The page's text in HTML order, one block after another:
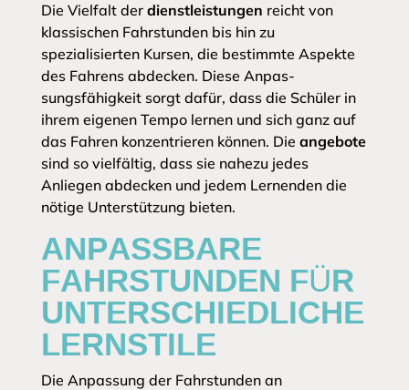
Die Vielfalt der dienstleistungen reicht von
klassischen Fahrstunden bis hin zu
spezialisierten Kursen, die bestimmte Aspekte
des Fahrens abdecken. Diese Anpas-
sungsfähigkeit sorgt dafür, dass die Schüler in
ihrem eigenen Tempo lernen und sich ganz auf
das Fahren konzentrieren können. Die angebote
sind so vielfältig, dass sie nahezu jedes
Anliegen abdecken und jedem Lernenden die
nötige Unterstützung bieten.
ANPASSBARE
FAHRSTUNDEN FÜR
UNTERSCHIEDLICHE
LERNSTILE
Die Anpassung der Fahrstunden an